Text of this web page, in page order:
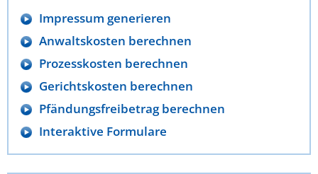
Impressum generieren
Anwaltskosten berechnen
Prozesskosten berechnen
Gerichtskosten berechnen
Pfändungsfreibetrag berechnen
Interaktive Formulare